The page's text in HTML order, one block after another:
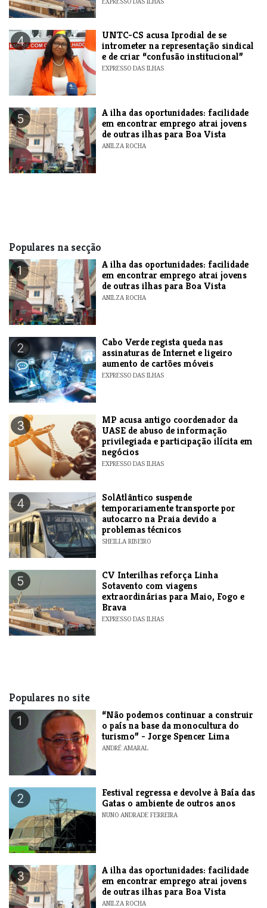
4
UNTC-CS acusa Iprodial de se
intrometer na representação sindical
e de criar “confusão institucional”
EXPRESSO DAS ILHAS
5
A ilha das oportunidades: facilidade
em encontrar emprego atrai jovens
de outras ilhas para Boa Vista
ANILZA ROCHA
Populares na secção
1
A ilha das oportunidades: facilidade
em encontrar emprego atrai jovens
de outras ilhas para Boa Vista
ANILZA ROCHA
2
Cabo Verde regista queda nas
assinaturas de Internet e ligeiro
aumento de cartões móveis
EXPRESSO DAS ILHAS
3
MP acusa antigo coordenador da
UASE de abuso de informação
privilegiada e participação ilícita em
negócios
EXPRESSO DAS ILHAS
4
SolAtlântico suspende
temporariamente transporte por
autocarro na Praia devido a
problemas técnicos
SHEILLA RIBEIRO
5
​CV Interilhas reforça Linha
Sotavento com viagens
extraordinárias para Maio, Fogo e
Brava
EXPRESSO DAS ILHAS
Populares no site
1
“Não podemos continuar a construir
o país na base da monocultura do
turismo” - Jorge Spencer Lima
ANDRÉ AMARAL
2
Festival regressa e devolve à Baía das
Gatas o ambiente de outros anos
NUNO ANDRADE FERREIRA
3
A ilha das oportunidades: facilidade
em encontrar emprego atrai jovens
de outras ilhas para Boa Vista
ANILZA ROCHA